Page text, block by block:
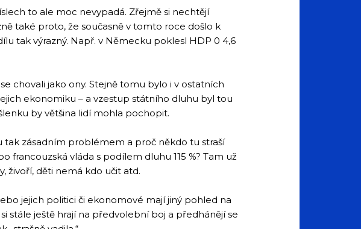
to ale moc nevypadá. Zřejmě si nechtějí
také proto, že současně v tomto roce došlo k
tak výrazný. Např. v Německu poklesl HDP 0 4,6
chovali jako ony. Stejně tomu bylo i v ostatních
ekonomiku – a vzestup státního dluhu byl tou
by většina lidí mohla pochopit.
zásadním problémem a proč někdo tu straší
francouzská vláda s podílem dluhu 115 %? Tam už
živoří, děti nemá kdo učit atd.
jejich politici či ekonomové mají jiný pohled na
stále ještě hrají na předvolební boj a předhánějí se